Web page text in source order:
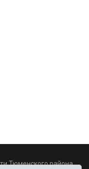
Тюменского района.